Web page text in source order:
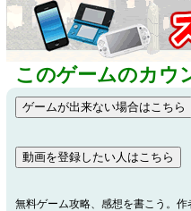
このゲームのカウ
無料ゲーム攻略、感想を書こう。作